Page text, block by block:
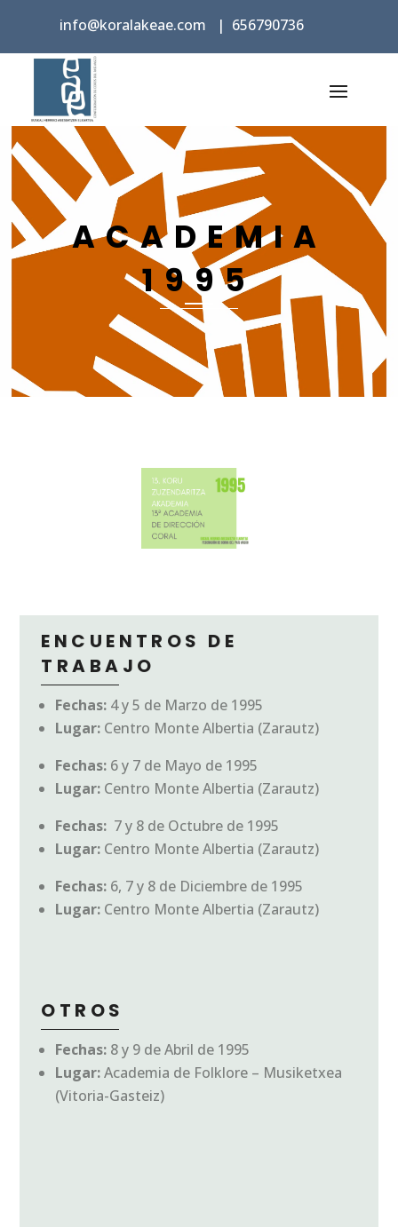
info@koralakeae.com | 656790736
ACADEMIA
1995
ENCUENTROS DE
TRABAJO
Fechas: 4 y 5 de Marzo de 1995
Lugar: Centro Monte Albertia (Zarautz)
Fechas: 6 y 7 de Mayo de 1995
Lugar: Centro Monte Albertia (Zarautz)
Fechas: 7 y 8 de Octubre de 1995
Lugar: Centro Monte Albertia (Zarautz)
Fechas: 6, 7 y 8 de Diciembre de 1995
Lugar: Centro Monte Albertia (Zarautz)
OTROS
Fechas: 8 y 9 de Abril de 1995
Lugar:Academia de Folklore – Musiketxea
(Vitoria-Gasteiz)